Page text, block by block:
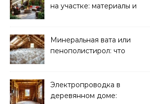
на участке: материалы и
Минеральная вата или
пенополистирол: что
Электропроводка в
деревянном доме: